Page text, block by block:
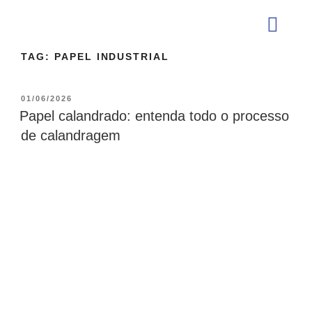
TAG: PAPEL INDUSTRIAL
01/06/2026
Papel calandrado: entenda todo o processo
de calandragem